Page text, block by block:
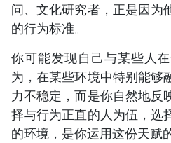
问、文化研究者，正是因为
的行为标准。
你可能发现自己与某些人
为，在某些环境中特别能够
力不稳定，而是你自然地反
择与行为正直的人为伍，选
的环境，是你运用这份天赋